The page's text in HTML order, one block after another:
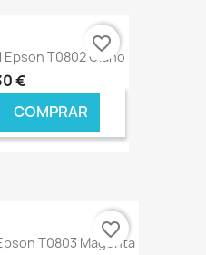
€ ONLINE
T0802 Ciano
€
COMPRAR
€ ONLINE
favorite_border
T0803 Magenta
favorite_border